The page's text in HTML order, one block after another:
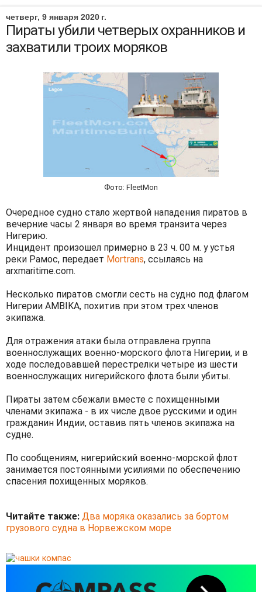
четверг, 9 января 2020 г.
Пираты убили четверых охранников и
захватили троих моряков
Фото: FleetMon
Очередное судно стало жертвой нападения пиратов в
вечерние часы 2 января во время транзита через
Нигерию.
Инцидент произошел примерно в 23 ч. 00 м. у устья
реки Рамос, передает Mortrans, ссылаясь на
arxmaritime.com.
Несколько пиратов смогли сесть на судно под флагом
Нигерии AMBIKA, похитив при этом трех членов
экипажа.
Для отражения атаки была отправлена группа
военнослужащих военно-морского флота Нигерии, и в
ходе последовавшей перестрелки четыре из шести
военнослужащих нигерийского флота были убиты.
Пираты затем сбежали вместе с похищенными
членами экипажа - в их числе двое русскими и один
гражданин Индии, оставив пять членов экипажа на
судне.
По сообщениям, нигерийский военно-морской флот
занимается постоянными усилиями по обеспечению
спасения похищенных моряков.
Читайте также: Два моряка оказались за бортом
грузового судна в Норвежском море